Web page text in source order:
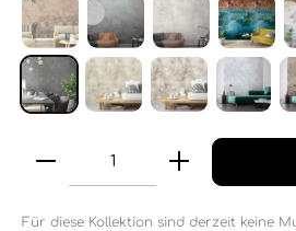
Für diese Kollektion sind derzeit keine